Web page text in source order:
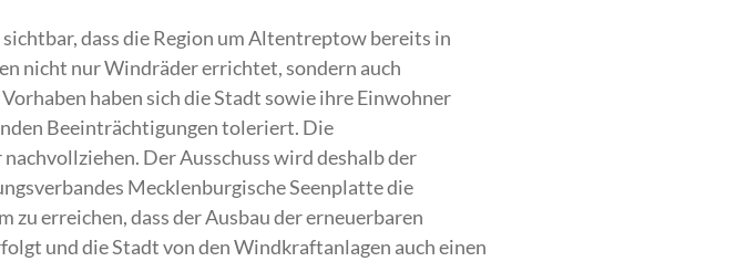
dass die Region um Altentreptow bereits in
nicht nur Windräder errichtet, sondern auch
haben sich die Stadt sowie ihre Einwohner
Beeinträchtigungen toleriert. Die
Der Ausschuss wird deshalb der
Mecklenburgische Seenplatte die
erreichen, dass der Ausbau der erneuerbaren
und die Stadt von den Windkraftanlagen auch einen